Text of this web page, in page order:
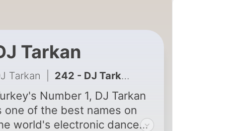
Tarkan
Tarkan 242 - DJ Tarkan, DIVA Vocal - Facing The Sun (Original Mix)
Number 1, DJ Tarkan
one of the best names on
world's electronic dance